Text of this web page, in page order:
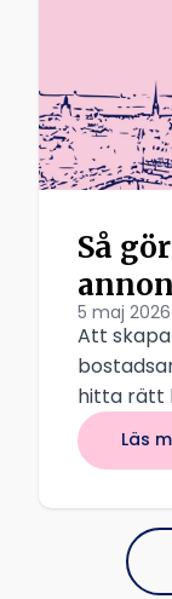
Så
5 maj 2026
Att
hitta rätt
riktar sig
och vill
tryggt,
Läs